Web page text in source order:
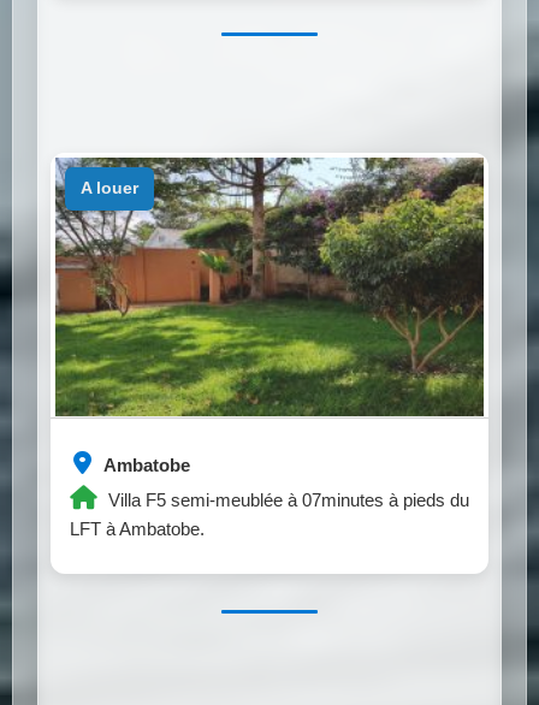
Ambatobe
Villa F5 semi-meublée à 07minutes à pieds du
LFT à Ambatobe.
a louer